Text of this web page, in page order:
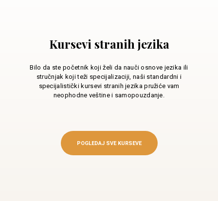
Kursevi stranih jezika
Bilo da ste početnik koji želi da nauči osnove jezika ili
stručnjak koji teži specijalizaciji, naši standardni i
specijalistički kursevi stranih jezika pružiće vam
neophodne veštine i samopouzdanje.
POGLEDAJ SVE KURSEVE